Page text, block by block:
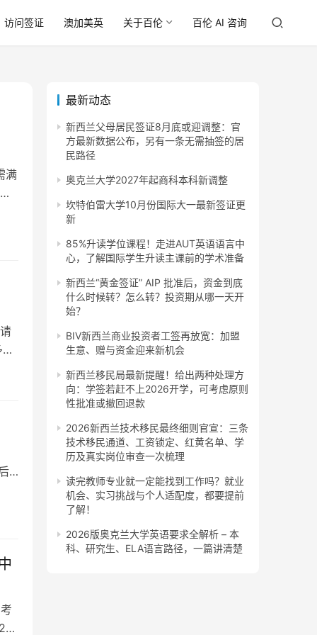
访问签证 澳加美英 关于百伦 百伦 AI 咨询
满
最新动态
新西兰父母居民签证8月底或迎调整：官
方最新数据公布，另有一条无需抽签的居
民路径
奥克兰大学2027年起商科本科新调整
坎特伯雷大学10月份国际大一最新签证更
新
85%升读学位课程！走进AUT英语语言中
心，了解国际学生升读主课前的学术准备
新西兰“黄金签证” AIP 批准后，资金到底
什么时候转？怎么转？投资期从哪一天开
始？
BIV新西兰商业投资者工签再放宽：加盟
生意、赠与资金迎来新机会
新西兰移民局最新提醒！给出两种处理方
向：学签若赶不上2026开学，可考虑原则
性批准或撤回退款
2026新西兰技术移民最终细则官宣：三条
技术移民通道、工资锁定、红黄名单、学
历及真实岗位审查一次梳理
读完教师专业就一定能找到工作吗？就业
机会、实习挑战与个人适配度，都要提前
了解！
2026版奥克兰大学英语要求全解析 – 本
科、研究生、ELA语言路径，一篇讲清楚